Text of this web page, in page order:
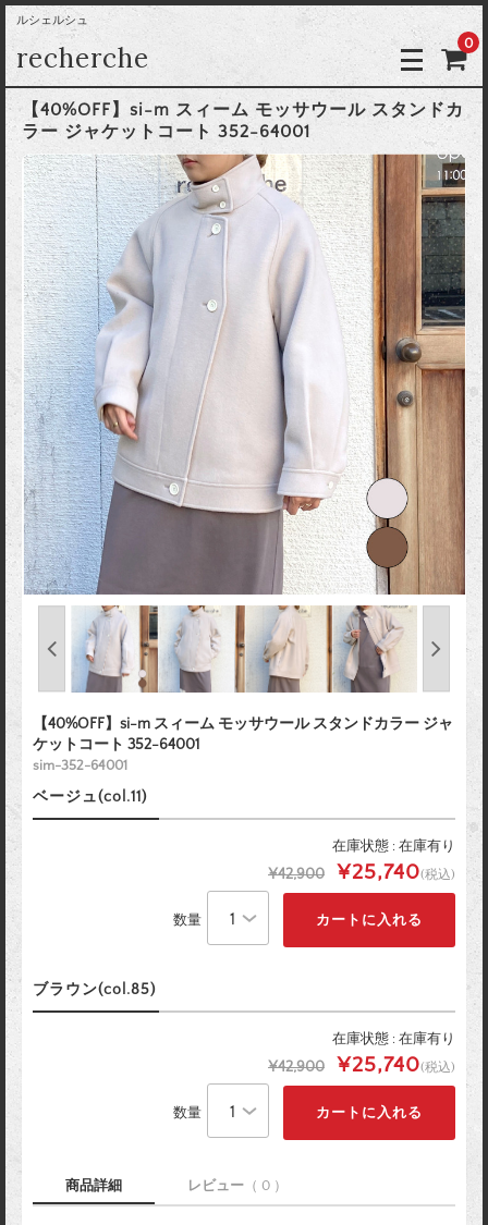
ルシェルシュ
recherche 0
【40%OFF】si-m スィーム モッサウール スタンドカ
ラー ジャケットコート 352-64001
【40%OFF】si-m スィーム モッサウール スタンドカラー ジャ
ケットコート 352-64001
sim-352-64001
ベージュ(col.11)
在庫状態 : 在庫有り
¥42,900 ¥25,740(税込)
数量
ブラウン(col.85)
在庫状態 : 在庫有り
¥42,900 ¥25,740(税込)
数量
商品詳細 レビュー （ 0 ）